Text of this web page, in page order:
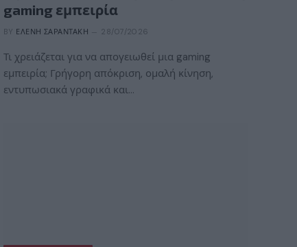
gaming εμπειρία
BY ΕΛΈΝΗ ΣΑΡΑΝΤΆΚΗ 28/07/2026
Τι χρειάζεται για να απογειωθεί μια gaming
εμπειρία; Γρήγορη απόκριση, ομαλή κίνηση,
εντυπωσιακά γραφικά και…